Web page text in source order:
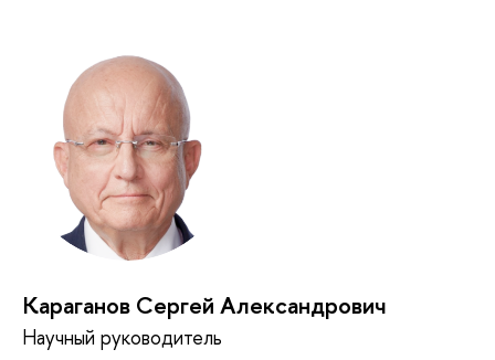
Караганов Сергей Александрович
Научный руководитель